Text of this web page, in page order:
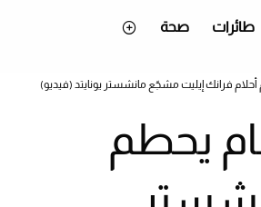
طائرات صحة
فرانك إيليت مشجّع مانشستر يونايتد (فيديو)
يحطم